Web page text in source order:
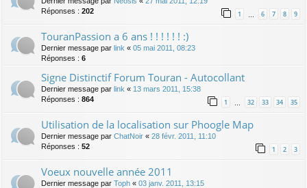
Réponses : 202 1 6 7 8 9
TouranPassion a 6 ans ! ! ! ! ! ! :)
Dernier message par link « 05 mai 2011, 08:23
Réponses : 6
Signe Distinctif Forum Touran - Autocollant
Dernier message par link « 13 mars 2011, 15:38
Réponses : 864 1 32 33 34 35
Utilisation de la localisation sur Phoogle Map
Dernier message par ChatNoir « 28 févr. 2011, 11:10
Réponses : 52 1 2 3
Voeux nouvelle année 2011
Dernier message par Toph « 03 janv. 2011, 13:15